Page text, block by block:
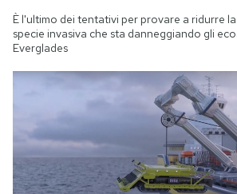
È l'ultimo dei tentativi per provare a ridurre
specie invasiva che sta danneggiando gli
Everglades